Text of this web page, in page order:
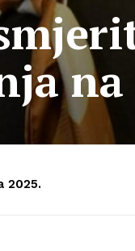
2025.